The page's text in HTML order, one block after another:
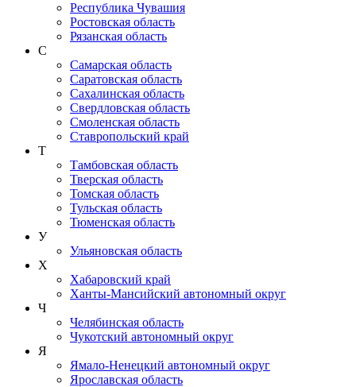
Республика Чувашия
Ростовская область
Рязанская область
С
Самарская область
Саратовская область
Сахалинская область
Свердловская область
Смоленская область
Ставропольский край
Т
Тамбовская область
Тверская область
Томская область
Тульская область
Тюменская область
У
Ульяновская область
Х
Хабаровский край
Ханты-Мансийский автономный округ
Ч
Челябинская область
Чукотский автономный округ
Я
Ямало-Ненецкий автономный округ
Ярославская область